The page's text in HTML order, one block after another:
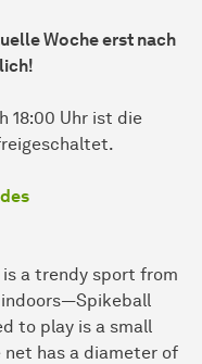
Woche erst nach
18:00 Uhr ist die
is a trendy sport from
indoors—Spikeball
to play is a small
net has a diameter of